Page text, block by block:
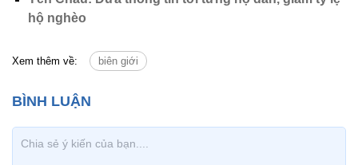
hộ nghèo
Xem thêm về: biên giới